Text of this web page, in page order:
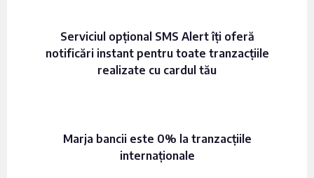
Serviciul opțional SMS Alert îți oferă
notificări instant pentru toate tranzacțiile
realizate cu cardul tău
Marja bancii este 0% la tranzacțiile
internaționale